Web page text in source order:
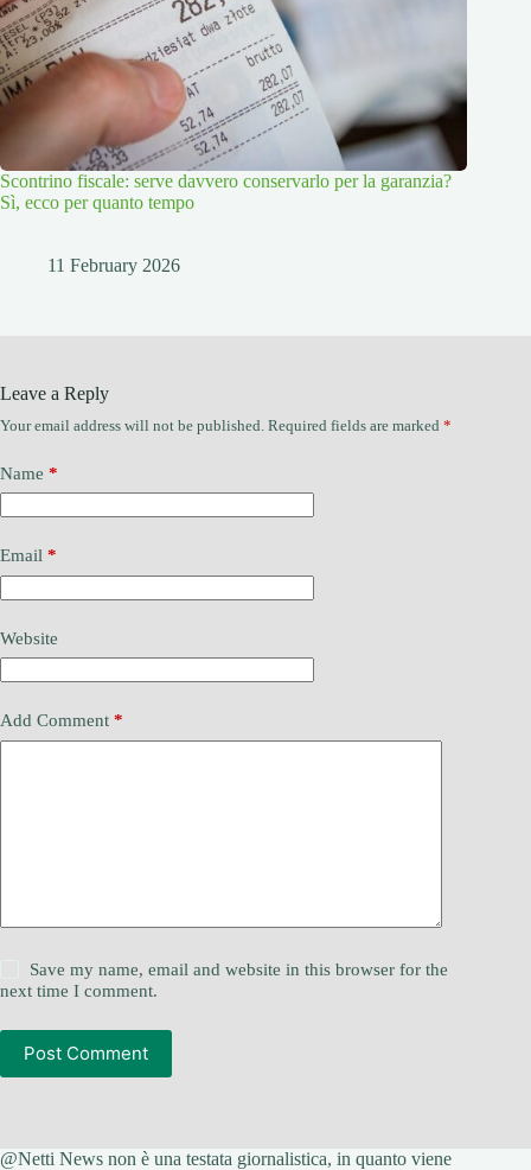
Scontrino fiscale: serve davvero conservarlo per la garanzia?
Sì, ecco per quanto tempo
11 February 2026
Leave a Reply
Your email address will not be published. Required fields are marked *
Name *
Email *
Website
Add Comment *
Save my name, email and website in this browser for the
next time I comment.
Post Comment
@Netti News non è una testata giornalistica, in quanto viene